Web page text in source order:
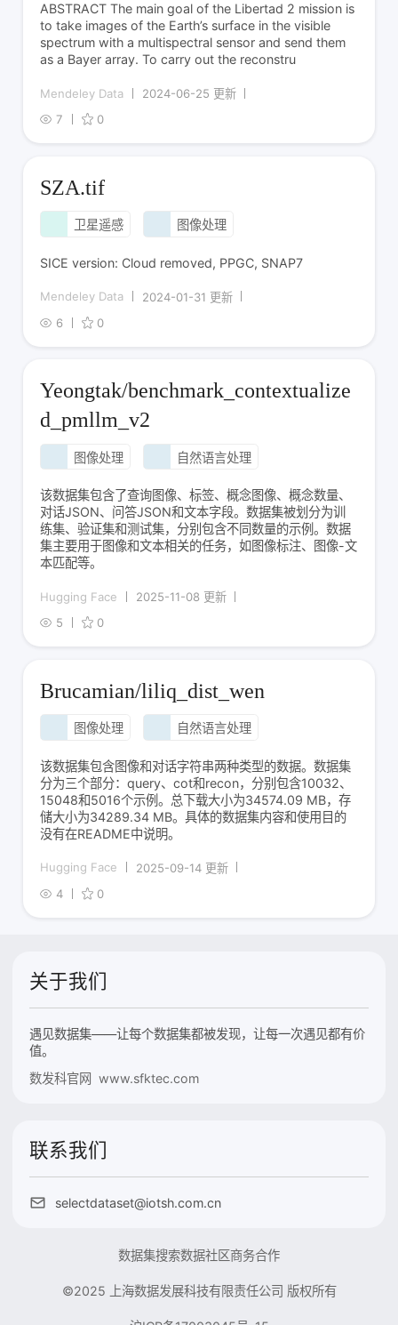
ABSTRACT The main goal of the Libertad 2 mission is
to take images of the Earth’s surface in the visible
spectrum with a multispectral sensor and send them
as a Bayer array. To carry out the reconstru
Mendeley Data
2024-06-25 更新
7
0
SZA.tif
卫星遥感 图像处理
SICE version: Cloud removed, PPGC, SNAP7
Mendeley Data
2024-01-31 更新
6
0
Yeongtak/benchmark_contextualize
d_pmllm_v2
图像处理 自然语言处理
该数据集包含了查询图像、标签、概念图像、概念数量、
对话JSON、问答JSON和文本字段。数据集被划分为训
练集、验证集和测试集，分别包含不同数量的示例。数据
集主要用于图像和文本相关的任务，如图像标注、图像-文
本匹配等。
Hugging Face
2025-11-08 更新
5
0
Brucamian/liliq_dist_wen
图像处理 自然语言处理
该数据集包含图像和对话字符串两种类型的数据。数据集
分为三个部分：query、cot和recon，分别包含10032、
15048和5016个示例。总下载大小为34574.09 MB，存
储大小为34289.34 MB。具体的数据集内容和使用目的
没有在README中说明。
Hugging Face
2025-09-14 更新
4
0
关于我们
遇见数据集——让每个数据集都被发现，让每一次遇见都有价
值。
数发科官网 www.sfktec.com
联系我们
selectdataset@iotsh.com.cn
数据集搜索数据社区商务合作
©2025 上海数据发展科技有限责任公司 版权所有